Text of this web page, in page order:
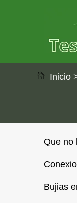
Inicio
Que no
Bujias